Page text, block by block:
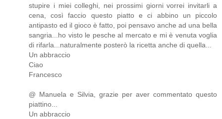
stupire i miei colleghi, nei prossimi giorni vorrei invitarli a
cena, così faccio questo piatto e ci abbino un piccolo
antipasto ed il gioco è fatto, poi pensavo anche ad una bella
sangria...ho visto le pesche al mercato e mi è venuta voglia
di rifarla...naturalmente posterò la ricetta anche di quella...
Un abbraccio
Ciao
Francesco
@ Manuela e Silvia, grazie per aver commentato questo
piattino...
Un abbraccio